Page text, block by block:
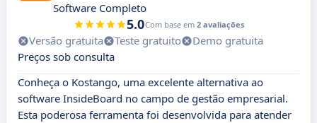
Software Completo
5.0Com base em 2 avaliações
Versão gratuita Teste gratuito
Demo gratuita
Preços sob consulta
Conheça o Kostango, uma excelente alternativa ao
software InsideBoard no campo de gestão empresarial.
Esta poderosa ferramenta foi desenvolvida para atender